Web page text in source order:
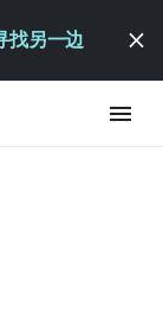
找另一边